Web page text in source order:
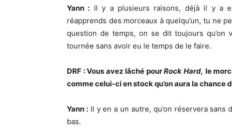
Yann : Il y a plusieurs raisons, déjà il y a
réapprends des morceaux à quelqu’un, tu ne
question de temps, on se dit toujours
tournée sans avoir eu le temps de le faire.
DRF : Vous avez lâché pourRock Hard, le
comme celui-ci en stock qu’on aura la chance
Yann :Il y en a un autre, qu’on réservera sans
bas.